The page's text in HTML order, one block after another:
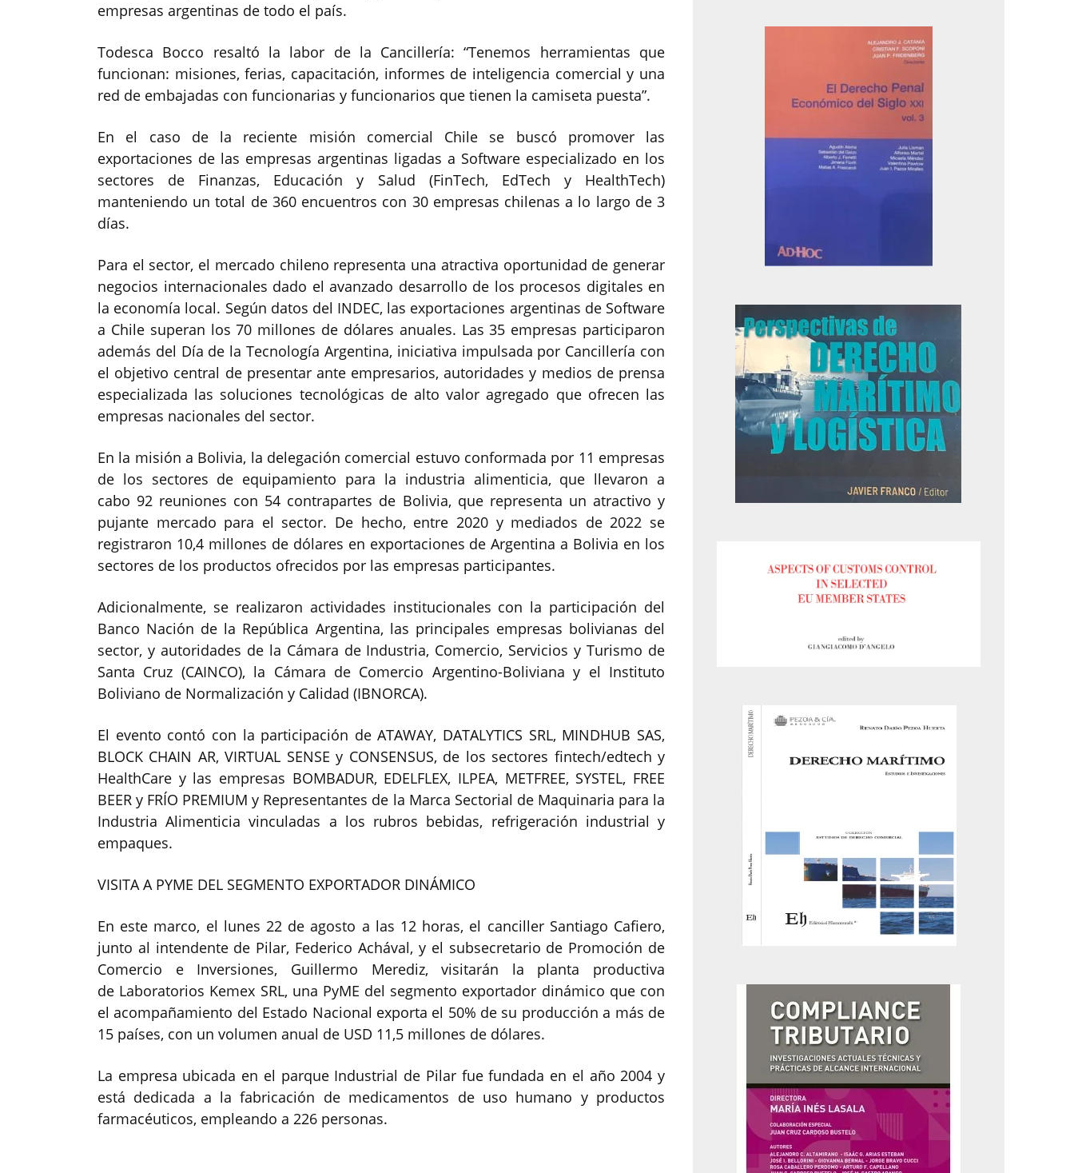
empresas argentinas de todo el país.
Todesca Bocco resaltó la labor de la Cancillería: “Tenemos herramientas que
funcionan: misiones, ferias, capacitación, informes de inteligencia comercial y una
red de embajadas con funcionarias y funcionarios que tienen la camiseta puesta”.
En el caso de la reciente misión comercial Chile se buscó promover las
exportaciones de las empresas argentinas ligadas a Software especializado en los
sectores de Finanzas, Educación y Salud (FinTech, EdTech y HealthTech)
manteniendo un total de 360 encuentros con 30 empresas chilenas a lo largo de 3
días.
Para el sector, el mercado chileno representa una atractiva oportunidad de generar
negocios internacionales dado el avanzado desarrollo de los procesos digitales en
la economía local. Según datos del INDEC, las exportaciones argentinas de Software
a Chile superan los 70 millones de dólares anuales. Las 35 empresas participaron
además del Día de la Tecnología Argentina, iniciativa impulsada por Cancillería con
el objetivo central de presentar ante empresarios, autoridades y medios de prensa
especializada las soluciones tecnológicas de alto valor agregado que ofrecen las
empresas nacionales del sector.
En la misión a Bolivia, la delegación comercial estuvo conformada por 11 empresas
de los sectores de equipamiento para la industria alimenticia, que llevaron a
cabo 92 reuniones con 54 contrapartes de Bolivia, que representa un atractivo y
pujante mercado para el sector. De hecho, entre 2020 y mediados de 2022 se
registraron 10,4 millones de dólares en exportaciones de Argentina a Bolivia en los
sectores de los productos ofrecidos por las empresas participantes.
Adicionalmente, se realizaron actividades institucionales con la participación del
Banco Nación de la República Argentina, las principales empresas bolivianas del
sector, y autoridades de la Cámara de Industria, Comercio, Servicios y Turismo de
Santa Cruz (CAINCO), la Cámara de Comercio Argentino-Boliviana y el Instituto
Boliviano de Normalización y Calidad (IBNORCA).
El evento contó con la participación de ATAWAY, DATALYTICS SRL, MINDHUB SAS,
BLOCK CHAIN AR, VIRTUAL SENSE y CONSENSUS, de los sectores fintech/edtech y
HealthCare y las empresas BOMBADUR, EDELFLEX, ILPEA, METFREE, SYSTEL, FREE
BEER y FRÍO PREMIUM y Representantes de la Marca Sectorial de Maquinaria para la
Industria Alimenticia vinculadas a los rubros bebidas, refrigeración industrial y
empaques.
VISITA A PYME DEL SEGMENTO EXPORTADOR DINÁMICO
En este marco, el lunes 22 de agosto a las 12 horas, el canciller Santiago Cafiero,
junto al intendente de Pilar, Federico Achával, y el subsecretario de Promoción de
Comercio e Inversiones, Guillermo Merediz, visitarán la planta productiva
de Laboratorios Kemex SRL, una PyME del segmento exportador dinámico que con
el acompañamiento del Estado Nacional exporta el 50% de su producción a más de
15 países, con un volumen anual de USD 11,5 millones de dólares.
La empresa ubicada en el parque Industrial de Pilar fue fundada en el año 2004 y
está dedicada a la fabricación de medicamentos de uso humano y productos
farmacéuticos, empleando a 226 personas.